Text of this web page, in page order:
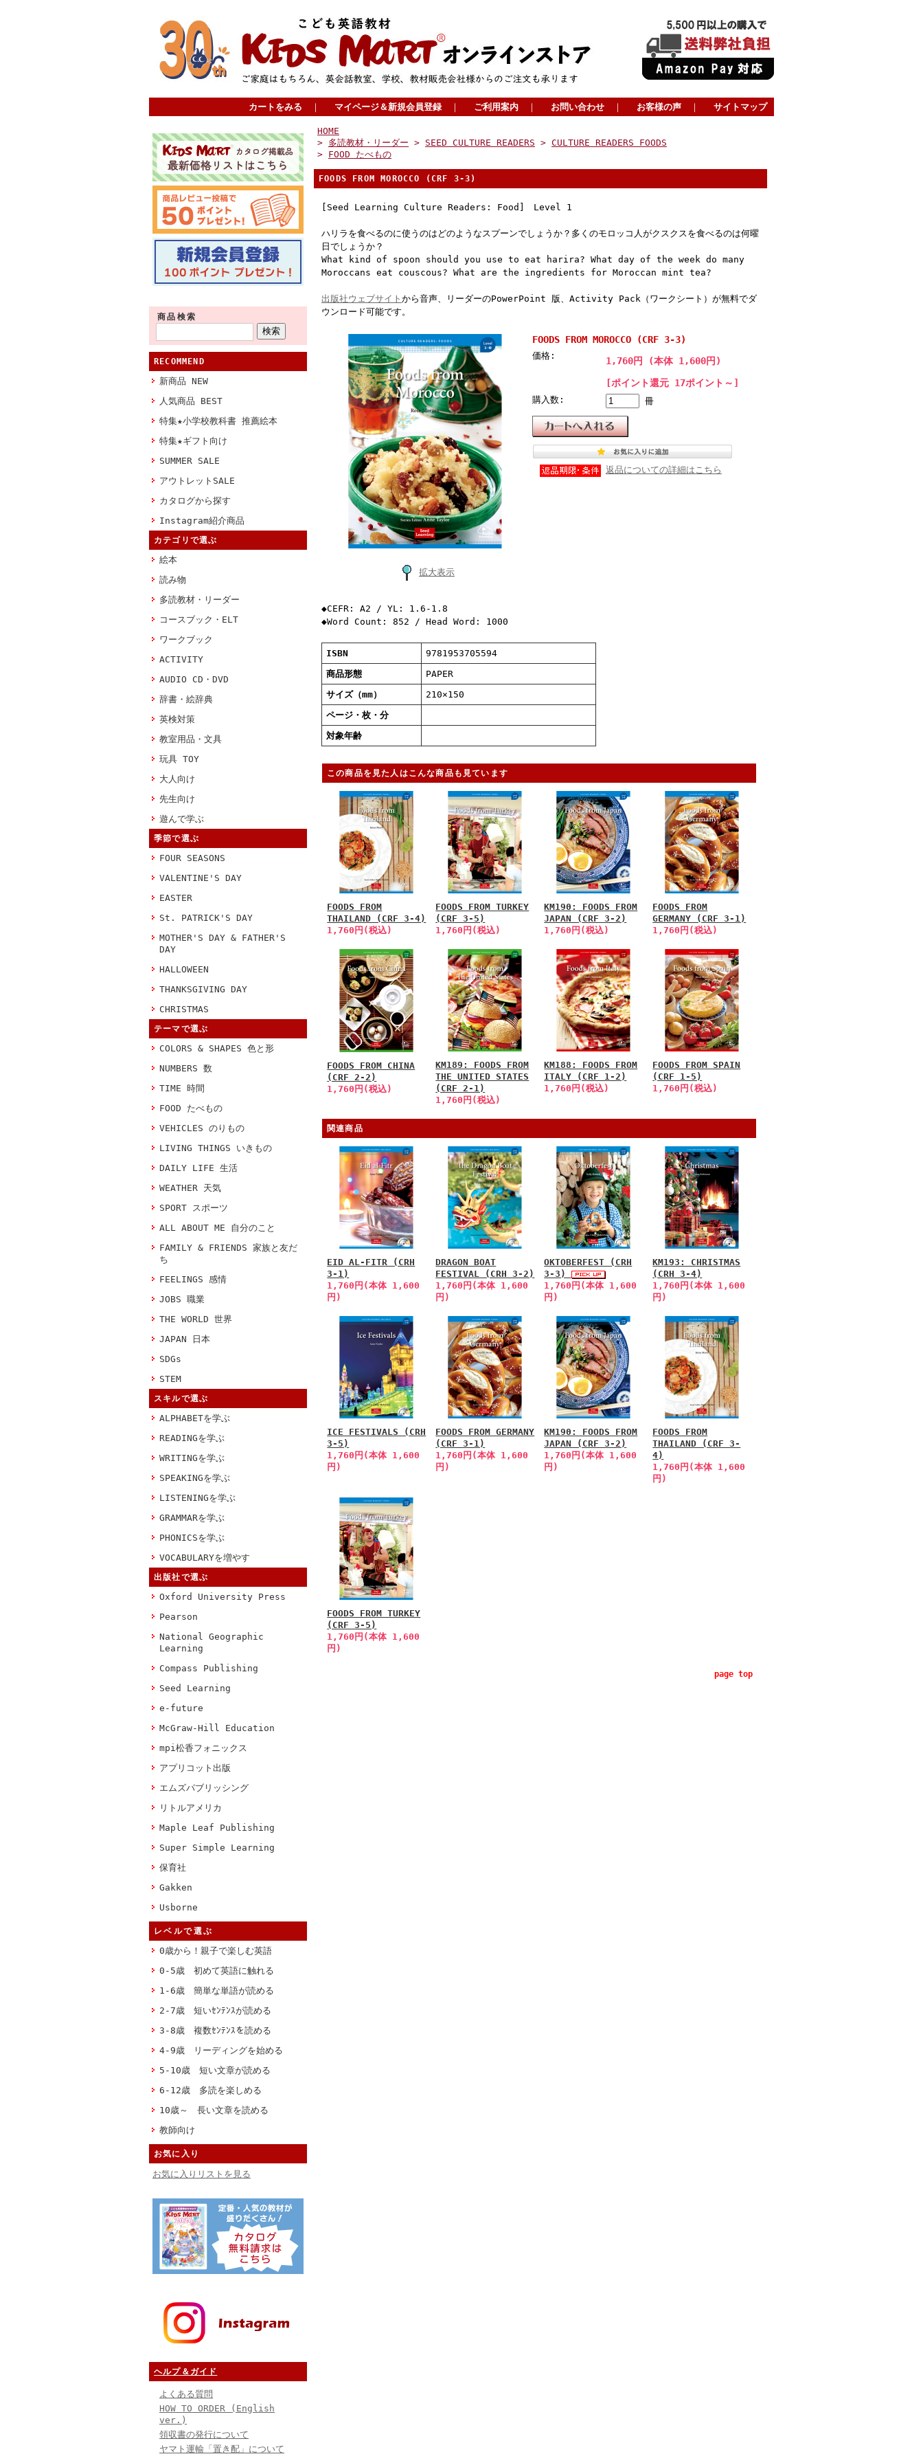
カートをみる ｜ マイページ＆新規会員登録 ｜ ご利用案内 ｜ お問い合わせ ｜ お客様の声 ｜ サイトマップ
商品検索
RECOMMEND
新商品 NEW
人気商品 BEST
特集★小学校教科書 推薦絵本
特集★ギフト向け
SUMMER SALE
アウトレットSALE
カタログから探す
Instagram紹介商品
カテゴリで選ぶ
絵本
読み物
多読教材・リーダー
コースブック・ELT
ワークブック
ACTIVITY
AUDIO CD・DVD
辞書・絵辞典
英検対策
教室用品・文具
玩具 TOY
大人向け
先生向け
遊んで学ぶ
季節で選ぶ
FOUR SEASONS
VALENTINE'S DAY
EASTER
St. PATRICK'S DAY
MOTHER'S DAY & FATHER'S
DAY
HALLOWEEN
THANKSGIVING DAY
CHRISTMAS
テーマで選ぶ
COLORS & SHAPES 色と形
NUMBERS 数
TIME 時間
FOOD たべもの
VEHICLES のりもの
LIVING THINGS いきもの
DAILY LIFE 生活
WEATHER 天気
SPORT スポーツ
ALL ABOUT ME 自分のこと
FAMILY & FRIENDS 家族と友だ
ち
FEELINGS 感情
JOBS 職業
THE WORLD 世界
JAPAN 日本
SDGs
STEM
スキルで選ぶ
ALPHABETを学ぶ
READINGを学ぶ
WRITINGを学ぶ
SPEAKINGを学ぶ
LISTENINGを学ぶ
GRAMMARを学ぶ
PHONICSを学ぶ
VOCABULARYを増やす
出版社で選ぶ
Oxford University Press
Pearson
National Geographic
Learning
Compass Publishing
Seed Learning
e-future
McGraw-Hill Education
mpi松香フォニックス
アプリコット出版
エムズパブリッシング
リトルアメリカ
Maple Leaf Publishing
Super Simple Learning
保育社
Gakken
Usborne
レベルで選ぶ
0歳から！親子で楽しむ英語
0-5歳 初めて英語に触れる
1-6歳 簡単な単語が読める
2-7歳 短いｾﾝﾃﾝｽが読める
3-8歳 複数ｾﾝﾃﾝｽを読める
4-9歳 リーディングを始める
5-10歳 短い文章が読める
6-12歳 多読を楽しめる
10歳～ 長い文章を読める
教師向け
お気に入り
お気に入りリストを見る
ヘルプ＆ガイド
よくある質問
HOW TO ORDER (English
ver.)
領収書の発行について
ヤマト運輸「置き配」について
HOME
> 多読教材・リーダー > SEED CULTURE READERS > CULTURE READERS FOODS
> FOOD たべもの
FOODS FROM MOROCCO (CRF 3-3)
[Seed Learning Culture Readers: Food] Level 1
ハリラを食べるのに使うのはどのようなスプーンでしょうか？多くのモロッコ人がクスクスを食べるのは何曜
日でしょうか？
What kind of spoon should you use to eat harira? What day of the week do many
Moroccans eat couscous? What are the ingredients for Moroccan mint tea?
出版社ウェブサイト から音声、リーダーのPowerPoint 版、Activity Pack（ワークシート）が無料でダ
ウンロード可能です。
拡大表示
FOODS FROM MOROCCO (CRF 3-3)
価格:
1,760円 (本体 1,600円)
[ポイント還元 17ポイント～]
購入数: 冊
返品についての詳細はこちら
◆CEFR: A2 / YL: 1.6-1.8
◆Word Count: 852 / Head Word: 1000
ISBN
9781953705594
商品形態
PAPER
サイズ（mm）
210×150
ページ・枚・分
対象年齢
この商品を見た人はこんな商品も見ています
FOODS FROM
THAILAND (CRF 3-4)
1,760円(税込)
FOODS FROM TURKEY
(CRF 3-5)
1,760円(税込)
KM190: FOODS FROM
JAPAN (CRF 3-2)
1,760円(税込)
FOODS FROM
GERMANY (CRF 3-1)
1,760円(税込)
FOODS FROM CHINA
(CRF 2-2)
1,760円(税込)
KM189: FOODS FROM
THE UNITED STATES
(CRF 2-1)
1,760円(税込)
KM188: FOODS FROM
ITALY (CRF 1-2)
1,760円(税込)
FOODS FROM SPAIN
(CRF 1-5)
1,760円(税込)
関連商品
EID AL-FITR (CRH
3-1)
1,760円(本体 1,600
円)
DRAGON BOAT
FESTIVAL (CRH 3-2)
1,760円(本体 1,600
円)
OKTOBERFEST (CRH
3-3)
1,760円(本体 1,600
円)
KM193: CHRISTMAS
(CRH 3-4)
1,760円(本体 1,600
円)
ICE FESTIVALS (CRH
3-5)
1,760円(本体 1,600
円)
FOODS FROM GERMANY
(CRF 3-1)
1,760円(本体 1,600
円)
KM190: FOODS FROM
JAPAN (CRF 3-2)
1,760円(本体 1,600
円)
FOODS FROM
THAILAND (CRF 3-
4)
1,760円(本体 1,600
円)
FOODS FROM TURKEY
(CRF 3-5)
1,760円(本体 1,600
円)
page top